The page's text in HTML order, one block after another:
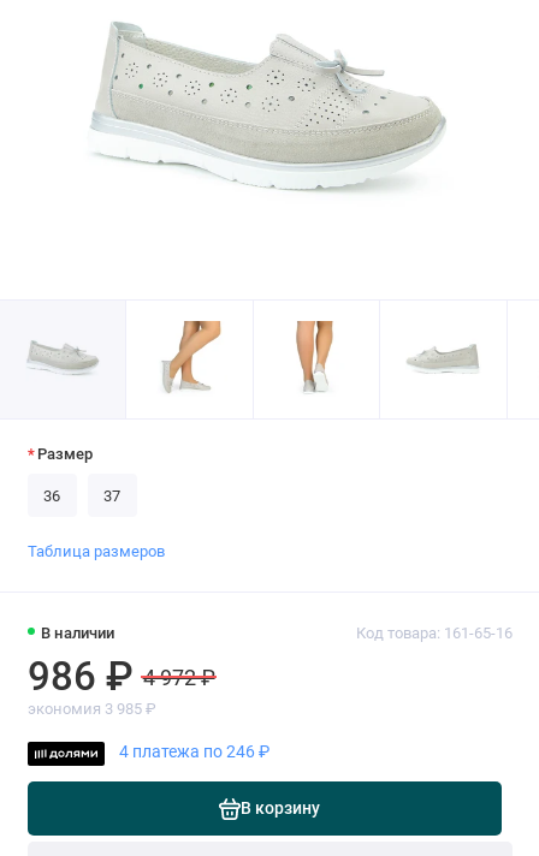
В наличии Код товара: 161-65-16
986 ₽ 4 972 ₽
экономия 3 985 ₽
4 платежа по 246 ₽
В корзину
Размер
36 37
Таблица размеров